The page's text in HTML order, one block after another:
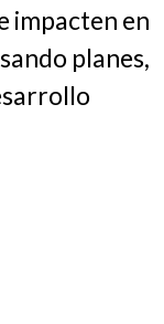
impacten en
planes,